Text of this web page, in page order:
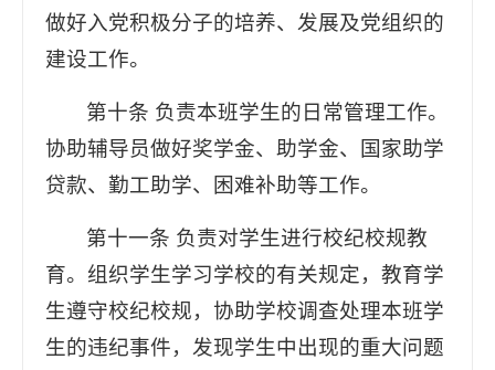
做好入党积极分子的培养、发展及党组织的
建设工作。
第十条 负责本班学生的日常管理工作。
协助辅导员做好奖学金、助学金、国家助学
贷款、勤工助学、困难补助等工作。
第十一条 负责对学生进行校纪校规教
育。组织学生学习学校的有关规定，教育学
生遵守校纪校规，协助学校调查处理本班学
生的违纪事件，发现学生中出现的重大问题